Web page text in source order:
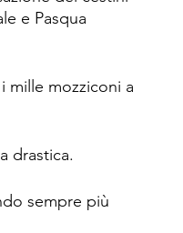
e Pasqua
mille mozziconi a
drastica.
sempre più